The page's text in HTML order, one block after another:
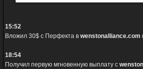
15:52
Вложил 30$ с Перфекта в wenstonalliance.com
18:54
Получил первую мгновенную выплату с